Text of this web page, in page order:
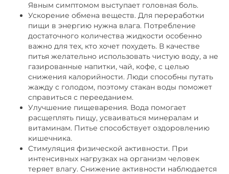
Явным симптомом выступает головная боль.
Ускорение обмена веществ. Для переработки
пищи в энергию нужна влага. Потребление
достаточного количества жидкости особенно
важно для тех, кто хочет похудеть. В качестве
питья желательно использовать чистую воду, а не
газированные напитки, чай, кофе, с целью
снижения калорийности. Люди способны путать
жажду с голодом, поэтому стакан воды поможет
справиться с перееданием.
Улучшение пищеварения. Вода помогает
расщеплять пищу, усваиваться минералам и
витаминам. Питье способствует оздоровлению
кишечника.
Стимуляция физической активности. При
интенсивных нагрузках на организм человек
теряет влагу. Снижение активности наблюдается